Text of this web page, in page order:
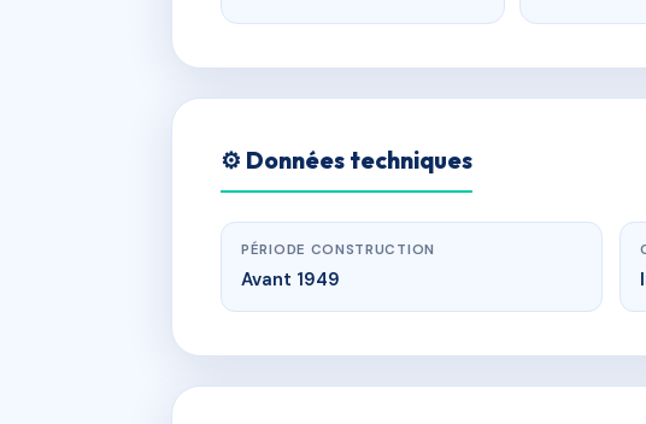
⚙️ Données techniques
PÉRIODE CONSTRUCTION
Avant 1949